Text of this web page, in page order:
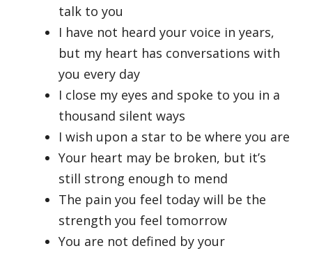
talk to you
I have not heard your voice in years,
but my heart has conversations with
you every day
I close my eyes and spoke to you in a
thousand silent ways
I wish upon a star to be where you are
Your heart may be broken, but it’s
still strong enough to mend
The pain you feel today will be the
strength you feel tomorrow
You are not defined by your